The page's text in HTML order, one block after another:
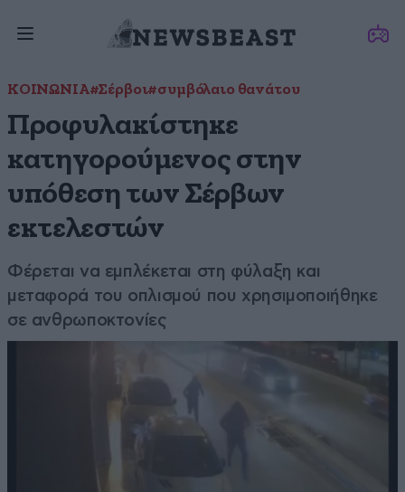
ΚΟΙΝΩΝΙΑ#Σέρβοι#συμβόλαιο θανάτου
Προφυλακίστηκε
κατηγορούμενος στην
υπόθεση των Σέρβων
εκτελεστών
Φέρεται να εμπλέκεται στη φύλαξη και
μεταφορά του οπλισμού που χρησιμοποιήθηκε
σε ανθρωποκτονίες